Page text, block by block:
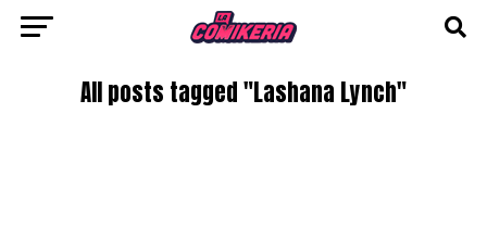
All posts tagged "Lashana Lynch"